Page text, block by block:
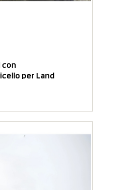
con
per Land